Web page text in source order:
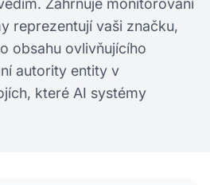
Zahrnuje monitorování
reprezentují vaši značku,
obsahu ovlivňujícího
autority entity v
které AI systémy